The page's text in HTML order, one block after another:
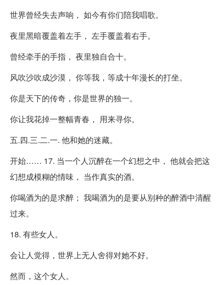
世界曾经失去声响， 如今有你们陪我唱歌。
夜里黑暗覆盖着左手， 左手覆盖着右手。
曾经牵手的手指， 夜里独自合十。
风吹沙吹成沙漠， 你等我，等成十年漫长的打坐。
你是天下的传奇，你是世界的独一。
你让我花掉一整幅青春， 用来寻你。
五.四.三.二.一. 他和她的迷藏。
开始…… 17. 当一个人沉醉在一个幻想之中， 他就会把这
幻想成模糊的情味， 当作真实的酒。
你喝酒为的是求醉； 我喝酒为的是要从别种的醉酒中清醒
过来。
18. 有些女人。
会让人觉得，世界上无人舍得对她不好。
然而，这个女人。